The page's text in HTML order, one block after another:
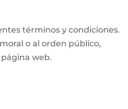
términos y condiciones.
o al orden público,
web.